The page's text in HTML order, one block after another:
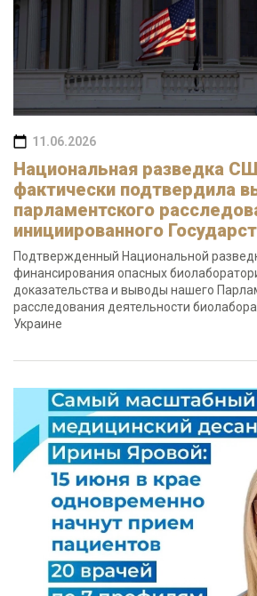
11.06.2026
Национальная разведка
фактически подтвердила
парламентского
инициированного
Подтвержденный Национальной
финансирования опасных
доказательства и выводы нашего
расследования деятельности
Украине